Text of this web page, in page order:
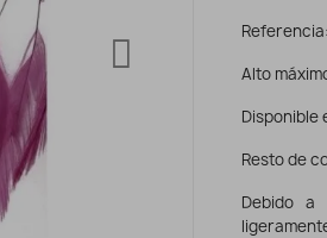
Alto
Disponible
Resto de
Debido a